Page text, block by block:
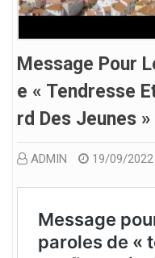
Message Pour
E « Tendresse
Rd Des Jeunes »
ADMIN 19/09/2022